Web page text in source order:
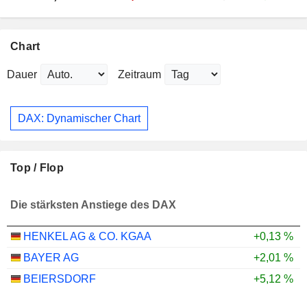
Chart
Dauer Zeitraum
DAX: Dynamischer Chart
Top / Flop
Die stärksten Anstiege des DAX
HENKEL AG & CO. KGAA
+0,13 %
BAYER AG
+2,01 %
BEIERSDORF
+5,12 %